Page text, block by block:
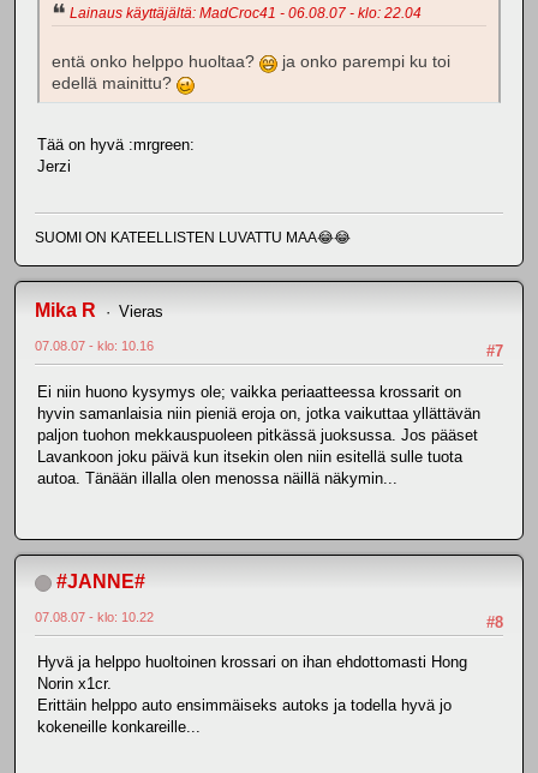
Lainaus käyttäjältä: MadCroc41 - 06.08.07 - klo: 22.04
entä onko helppo huoltaa?
ja onko parempi ku toi
edellä mainittu?
Tää on hyvä :mrgreen:
Jerzi
SUOMI ON KATEELLISTEN LUVATTU MAA😂😂
Mika R Vieras
#7
07.08.07 - klo: 10.16
Ei niin huono kysymys ole; vaikka periaatteessa krossarit on
hyvin samanlaisia niin pieniä eroja on, jotka vaikuttaa yllättävän
paljon tuohon mekkauspuoleen pitkässä juoksussa. Jos pääset
Lavankoon joku päivä kun itsekin olen niin esitellä sulle tuota
autoa. Tänään illalla olen menossa näillä näkymin...
#JANNE#
#8
07.08.07 - klo: 10.22
Hyvä ja helppo huoltoinen krossari on ihan ehdottomasti Hong
Norin x1cr.
Erittäin helppo auto ensimmäiseks autoks ja todella hyvä jo
kokeneille konkareille...